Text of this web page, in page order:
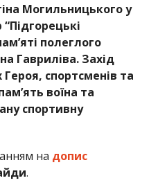
Могильницького у
“Підгорецькі
полеглого
Гавриліва. Захід
спортсменів та
воїна та
спортивну
на допис
.